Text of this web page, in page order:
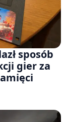
sposób
gier za